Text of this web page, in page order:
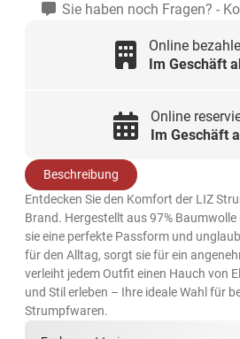
Sie haben noch Fragen? -
Online
Im Geschäft
Online
Im Geschäft
Beschreibung
Entdecken Sie den Komfort der LIZ
Brand. Hergestellt aus 97%
sie eine perfekte Passform und
für den Alltag, sorgt sie für ein
verleiht jedem Outfit einen Hauch von
und Stil erleben – Ihre ideale Wahl für
Strumpfwaren.